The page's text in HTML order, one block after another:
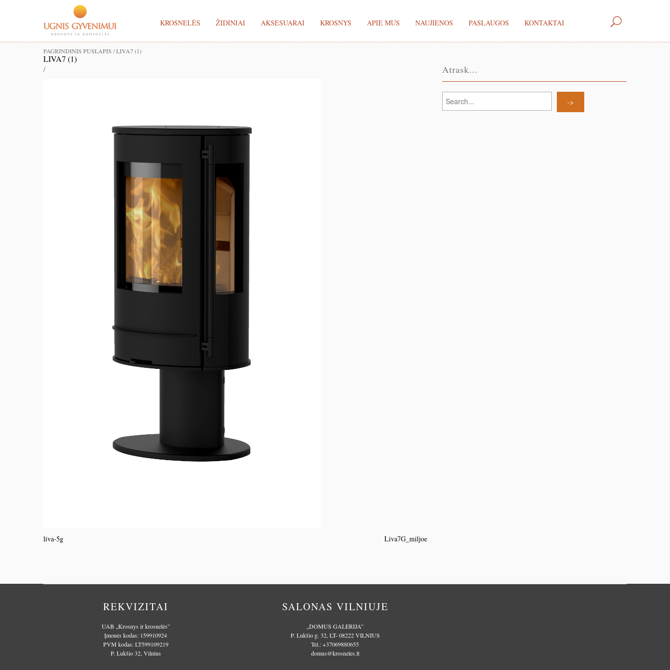
KROSNELĖS ŽIDINIAI AKSESUARAI KROSNYS APIE MUS NAUJIENOS PASLAUGOS KONTAKTAI
PAGRINDINIS PUSLAPIS /LIVA7 (1)
LIVA7 (1)
/
liva-5g Liva7G_miljoe
Atrask...
REKVIZITAI
UAB „Krosnys ir krosnelės”
Įmonės kodas: 159910924
PVM kodas: LT599109219
P. Lukšio 32, Vilnius
SALONAS VILNIUJE
„DOMUS GALERIJA”
P. Lukšio g. 32, LT- 08222 VILNIUS
Tel.:+37069880655
domus@krosneles.lt